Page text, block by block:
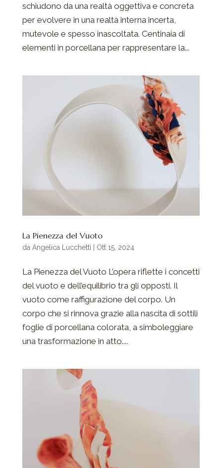
schiudono da una realtà oggettiva e concreta
per evolvere in una realtà interna incerta,
mutevole e spesso inascoltata. Centinaia di
elementi in porcellana per rappresentare la...
La Pienezza del Vuoto
da Angelica Lucchetti Ott 15, 2024
La Pienezza del Vuoto L’opera riflette i concetti
del vuoto e dell’equilibrio tra gli opposti. Il
vuoto come raffigurazione del corpo. Un
corpo che si rinnova grazie alla nascita di sottili
foglie di porcellana colorata, a simboleggiare
una trasformazione in atto....